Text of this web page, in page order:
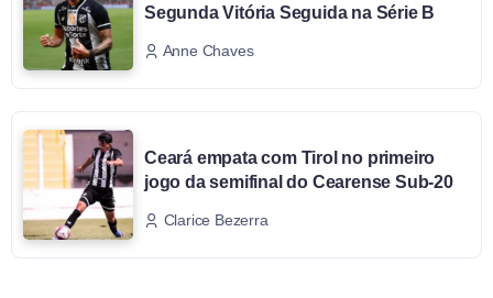
Segunda Vitória Seguida na Série B
Anne Chaves
Ceará empata com Tirol no primeiro
jogo da semifinal do Cearense Sub-20
Clarice Bezerra